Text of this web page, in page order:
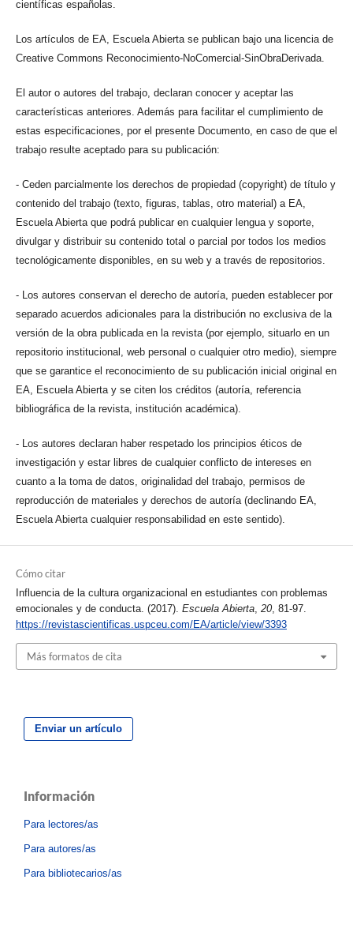
científicas españolas.
Los artículos de EA, Escuela Abierta se publican bajo una licencia de
Creative Commons Reconocimiento-NoComercial-SinObraDerivada.
El autor o autores del trabajo, declaran conocer y aceptar las
características anteriores. Además para facilitar el cumplimiento de
estas especificaciones, por el presente Documento, en caso de que el
trabajo resulte aceptado para su publicación:
- Ceden parcialmente los derechos de propiedad (copyright) de título y
contenido del trabajo (texto, figuras, tablas, otro material) a EA,
Escuela Abierta que podrá publicar en cualquier lengua y soporte,
divulgar y distribuir su contenido total o parcial por todos los medios
tecnológicamente disponibles, en su web y a través de repositorios.
- Los autores conservan el derecho de autoría, pueden establecer por
separado acuerdos adicionales para la distribución no exclusiva de la
versión de la obra publicada en la revista (por ejemplo, situarlo en un
repositorio institucional, web personal o cualquier otro medio), siempre
que se garantice el reconocimiento de su publicación inicial original en
EA, Escuela Abierta y se citen los créditos (autoría, referencia
bibliográfica de la revista, institución académica).
- Los autores declaran haber respetado los principios éticos de
investigación y estar libres de cualquier conflicto de intereses en
cuanto a la toma de datos, originalidad del trabajo, permisos de
reproducción de materiales y derechos de autoría (declinando EA,
Escuela Abierta cualquier responsabilidad en este sentido).
Cómo citar
Influencia de la cultura organizacional en estudiantes con problemas
emocionales y de conducta. (2017). Escuela Abierta, 20, 81-97.
https://revistascientificas.uspceu.com/EA/article/view/3393
Más formatos de cita
Enviar un artículo
Información
Para lectores/as
Para autores/as
Para bibliotecarios/as